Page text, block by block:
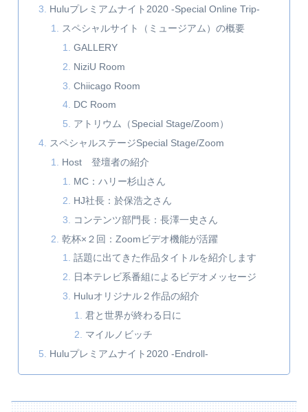
Huluプレミアムナイト2020 -Special Online Trip-
スペシャルサイト（ミュージアム）の概要
GALLERY
NiziU Room
Chiicago Room
DC Room
アトリウム（Special Stage/Zoom）
スペシャルステージSpecial Stage/Zoom
Host 登壇者の紹介
MC：ハリー杉山さん
HJ社長：於保浩之さん
コンテンツ部門長：長澤一史さん
乾杯×２回：Zoomビデオ機能が活躍
話題に出てきた作品タイトルを紹介します
日本テレビ系番組によるビデオメッセージ
Huluオリジナル２作品の紹介
君と世界が終わる日に
マイルノビッチ
Huluプレミアムナイト2020 -Endroll-